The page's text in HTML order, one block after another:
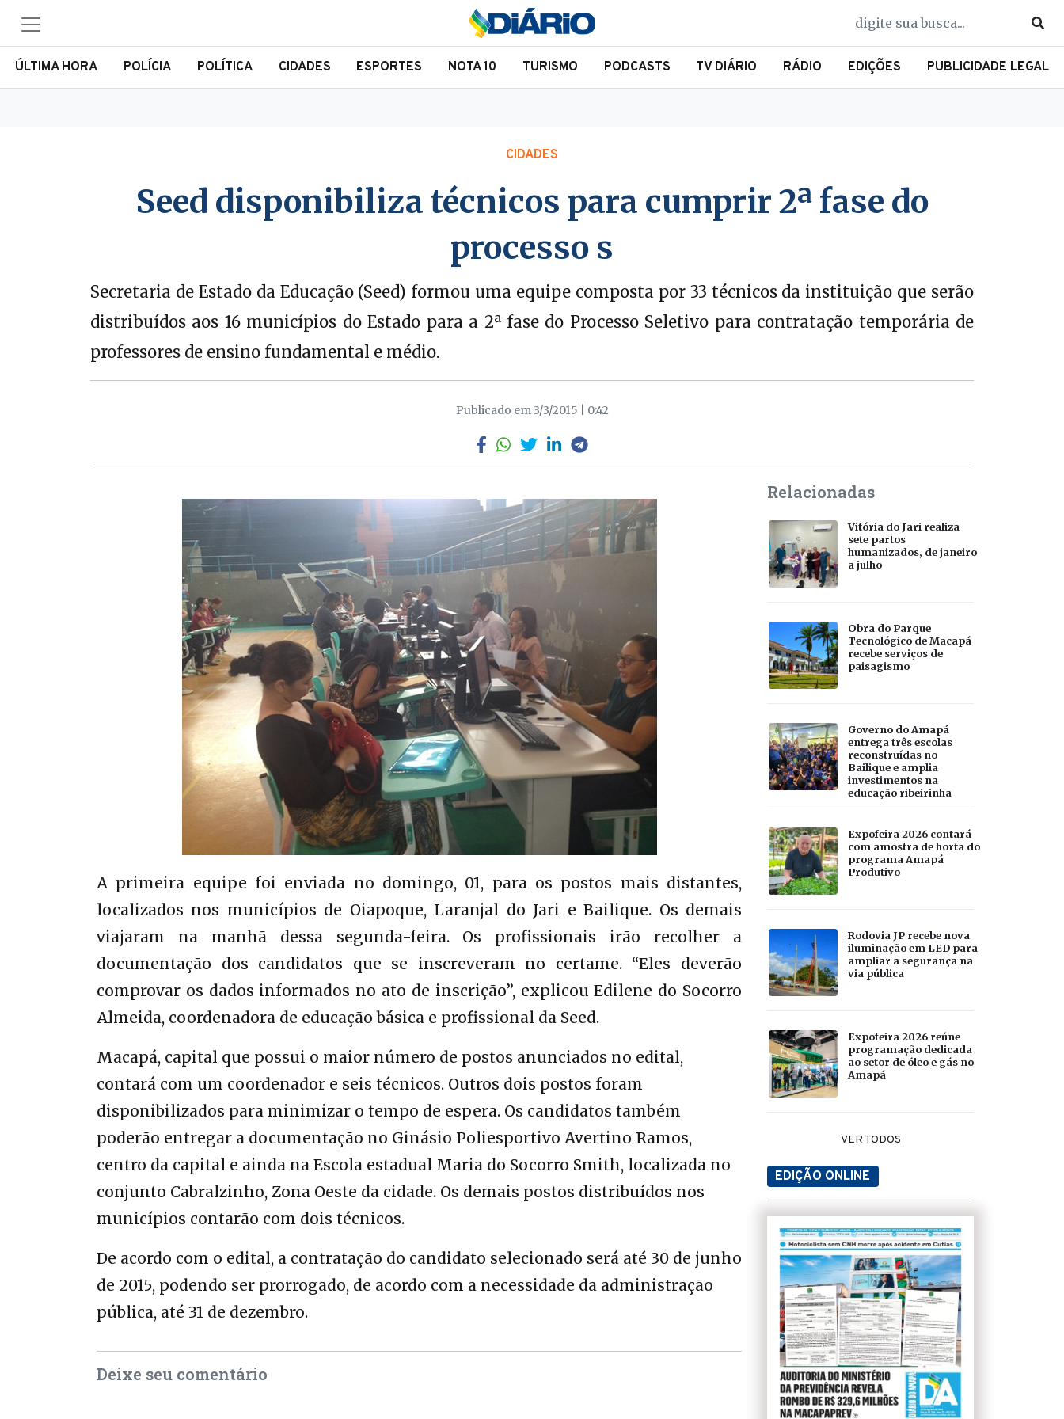
ÚLTIMA HORA POLÍCIA POLÍTICA CIDADES ESPORTES NOTA 10 TURISMO PODCASTS TV DIÁRIO RÁDIO EDIÇÕES PUBLICIDADE LEGAL
CIDADES
Seed disponibiliza técnicos para cumprir 2ª fase do
processo s
Secretaria de Estado da Educação (Seed) formou uma equipe composta por 33 técnicos da instituição que serão
distribuídos aos 16 municípios do Estado para a 2ª fase do Processo Seletivo para contratação temporária de
professores de ensino fundamental e médio.
Publicado em 3/3/2015 | 0:42
A primeira equipe foi enviada no domingo, 01, para os postos mais distantes,
localizados nos municípios de Oiapoque, Laranjal do Jari e Bailique. Os demais
viajaram na manhã dessa segunda-feira. Os profissionais irão recolher a
documentação dos candidatos que se inscreveram no certame. “Eles deverão
comprovar os dados informados no ato de inscrição”, explicou Edilene do Socorro
Almeida, coordenadora de educação básica e profissional da Seed.
Macapá, capital que possui o maior número de postos anunciados no edital,
contará com um coordenador e seis técnicos. Outros dois postos foram
disponibilizados para minimizar o tempo de espera. Os candidatos também
poderão entregar a documentação no Ginásio Poliesportivo Avertino Ramos,
centro da capital e ainda na Escola estadual Maria do Socorro Smith, localizada no
conjunto Cabralzinho, Zona Oeste da cidade. Os demais postos distribuídos nos
municípios contarão com dois técnicos.
De acordo com o edital, a contratação do candidato selecionado será até 30 de junho
de 2015, podendo ser prorrogado, de acordo com a necessidade da administração
pública, até 31 de dezembro.
Deixe seu comentário
Relacionadas
Vitória do Jari realiza
sete partos
humanizados, de janeiro
a julho
Obra do Parque
Tecnológico de Macapá
recebe serviços de
paisagismo
Governo do Amapá
entrega três escolas
reconstruídas no
Bailique e amplia
investimentos na
educação ribeirinha
Expofeira 2026 contará
com amostra de horta do
programa Amapá
Produtivo
Rodovia JP recebe nova
iluminação em LED para
ampliar a segurança na
via pública
Expofeira 2026 reúne
programação dedicada
ao setor de óleo e gás no
Amapá
VER TODOS
EDIÇÃO ONLINE